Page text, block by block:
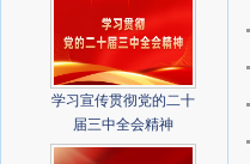
学习宣传贯彻党的二十
届三中全会精神